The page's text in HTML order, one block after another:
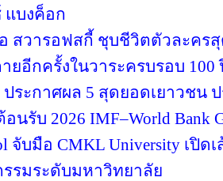
บงค็อก
สวารอฟสกี้ ชุบชีวิตตัวละคร
ยอีกครั้งในวาระครบรอบ 100
ระกาศผล 5 สุดยอดเยาวชน
นรับ 2026 IMF–World Bank
จับมือ CMKL University เปิ
รมระดับมหาวิทยาลัย